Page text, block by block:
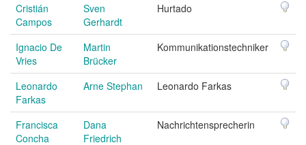
Cristián
Campos
Sven
Gerhardt
Hurtado
Ignacio De
Vries
Martin
Brücker
Kommunikationstechniker
Leonardo
Farkas
Arne Stephan Leonardo Farkas
Francisca
Concha
Dana
Friedrich
Nachrichtensprecherin